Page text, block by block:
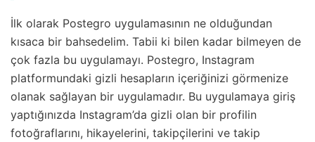
İlk olarak Postegro uygulamasının ne olduğundan
kısaca bir bahsedelim. Tabii ki bilen kadar bilmeyen de
çok fazla bu uygulamayı. Postegro, Instagram
platformundaki gizli hesapların içeriğinizi görmenize
olanak sağlayan bir uygulamadır. Bu uygulamaya giriş
yaptığınızda Instagram’da gizli olan bir profilin
fotoğraflarını, hikayelerini, takipçilerini ve takip